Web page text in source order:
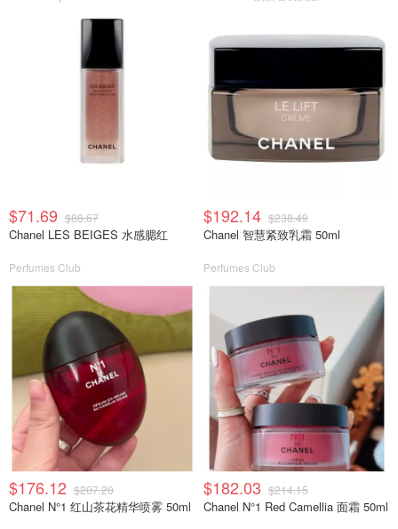
$71.69 $88.67
Chanel LES BEIGES 水感腮红
Perfumes Club
$192.14 $238.49
Chanel 智慧紧致乳霜 50ml
Perfumes Club
$176.12 $207.20
Chanel N°1 红山茶花精华喷雾 50ml
$182.03 $214.15
Chanel N°1 Red Camellia 面霜 50ml